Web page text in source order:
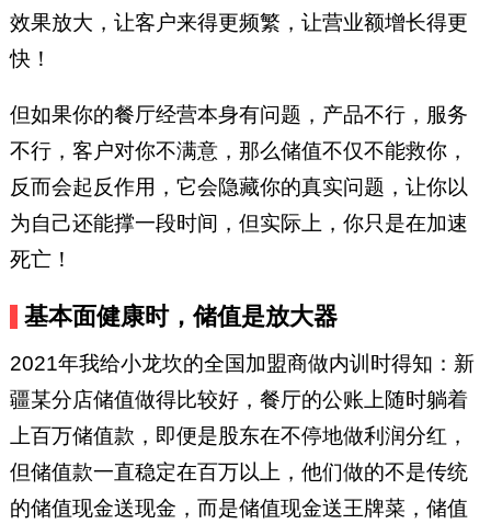
效果放大，让客户来得更频繁，让营业额增长得更
快！
但如果你的餐厅经营本身有问题，产品不行，服务
不行，客户对你不满意，那么储值不仅不能救你，
反而会起反作用，它会隐藏你的真实问题，让你以
为自己还能撑一段时间，但实际上，你只是在加速
死亡！
基本面健康时，储值是放大器
2021年我给小龙坎的全国加盟商做内训时得知：新
疆某分店储值做得比较好，餐厅的公账上随时躺着
上百万储值款，即便是股东在不停地做利润分红，
但储值款一直稳定在百万以上，他们做的不是传统
的储值现金送现金，而是储值现金送王牌菜，储值